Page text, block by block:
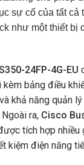
sự cố của tất cả
như một thiết bị
24FP-4G-EU
kèm bảng điều
khả năng quản
ra, Cisco
tích hợp nhiều
kiệm điện năng